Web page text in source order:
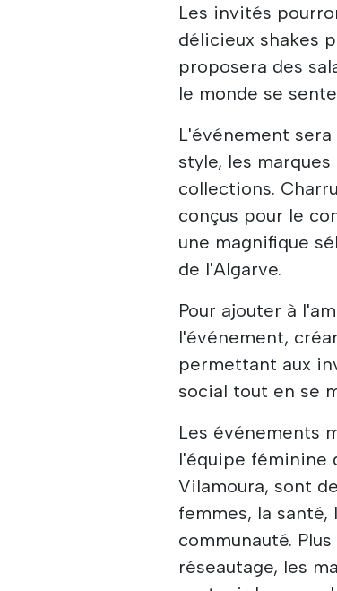
Les invités
délicieux shakes
proposera des
le monde se
L'événement
style, les
collections.
conçus pour le
une magnifique
de l'Algarve.
Pour ajouter à
l'événement,
permettant aux
social tout en se
Les événements
l'équipe féminine
Vilamoura, sont
femmes, la
communauté.
réseautage, les